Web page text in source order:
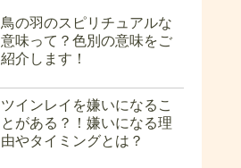
鳥の羽のスピリチュアルな
意味って？色別の意味をご
紹介します！
ツインレイを嫌いになるこ
とがある？！嫌いになる理
由やタイミングとは？